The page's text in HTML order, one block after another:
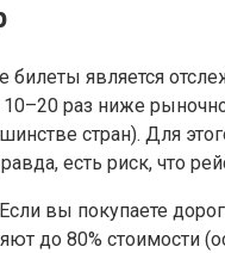
является
раз ниже
стран). Для
есть риск, что
вы покупаете
до 80% стоимости